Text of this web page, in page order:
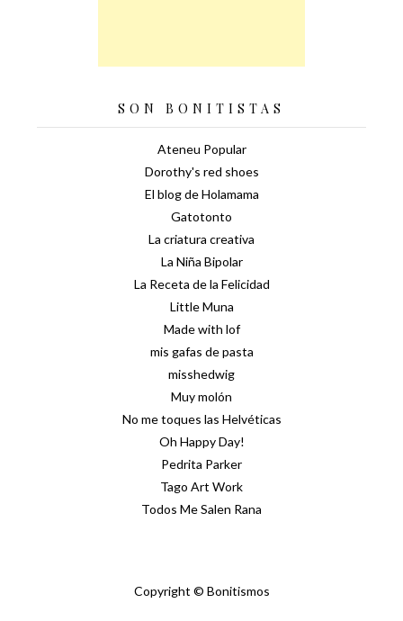
SON BONITISTAS
Ateneu Popular
Dorothy's red shoes
El blog de Holamama
Gatotonto
La criatura creativa
La Niña Bipolar
La Receta de la Felicidad
Little Muna
Made with lof
mis gafas de pasta
misshedwig
Muy molón
No me toques las Helvéticas
Oh Happy Day!
Pedrita Parker
Tago Art Work
Todos Me Salen Rana
Copyright © Bonitismos